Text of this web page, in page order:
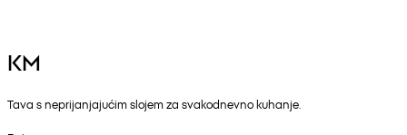
KM
Tava s neprijanjajućim slojem za svakodnevno kuhanje.